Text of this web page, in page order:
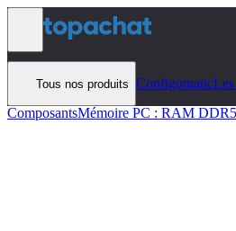
Aller au contenu
Tous nos produits Configomatic
ComposantsMémoire PC : RAM